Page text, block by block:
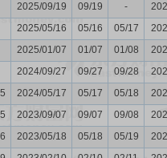
2025/09/19 09/19 -
2025/05/16 05/16 05/17
2025/01/07 01/07 01/08
2024/09/27 09/27 09/28
2024/05/17 05/17 05/18
2023/09/07 09/07 09/08
2023/05/18 05/18 05/19